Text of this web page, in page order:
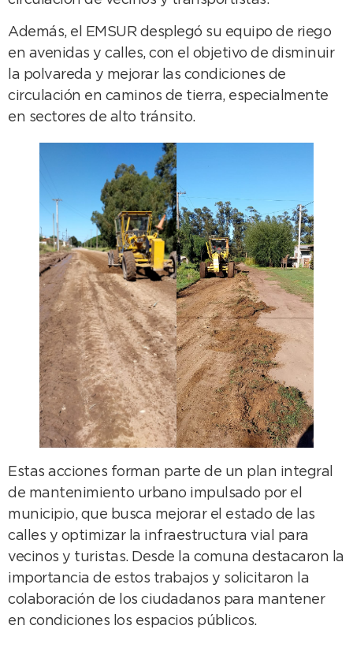
Además, el EMSUR desplegó su equipo de riego
en avenidas y calles, con el objetivo de disminuir
la polvareda y mejorar las condiciones de
circulación en caminos de tierra, especialmente
en sectores de alto tránsito.
Estas acciones forman parte de un plan integral
de mantenimiento urbano impulsado por el
municipio, que busca mejorar el estado de las
calles y optimizar la infraestructura vial para
vecinos y turistas. Desde la comuna destacaron la
importancia de estos trabajos y solicitaron la
colaboración de los ciudadanos para mantener
en condiciones los espacios públicos.